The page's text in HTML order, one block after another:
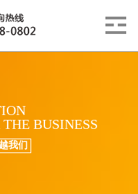
BUSINESS
我们